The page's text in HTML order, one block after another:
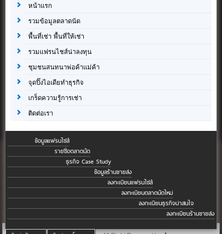
หน้าแรก
รวมข้อมูลตลาดนัด
พื้นที่เช่า พื้นที่ให้เช่า
รวมแฟรนไชส์น่าลงทุน
ชุมชนสนทนาพ่อค้าแม่ค้า
จุดปิ๊งไอเดียทำธุรกิจ
เกร็ดความรู้การเช่า
ติดต่อเรา
ข้อมูลแฟรนไชส์
รายชื่อตลาดนัด
ธุรกิจ Case Study
ข้อมูลร้านขายส่ง
ลงทะเบียนแฟรนไชส์
ลงทะเบียนตลาดนัดใหม่
ลงทะเบียนธุรกิจน่าสนใจ
ลงทะเบียนร้านขายส่ง